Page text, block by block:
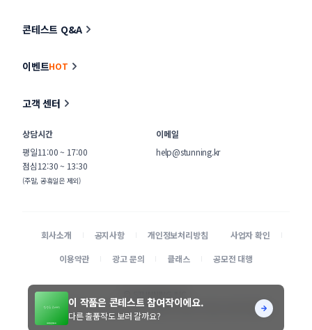
콘테스트 Q&A
이벤트HOT
고객 센터
상담시간
평일11:00 ~ 17:00
점심12:30 ~ 13:30
(주말, 공휴일은 제외)
이메일
help@stunning.kr
회사소개 공지사항 개인정보처리방침
사업자 확인
이용약관
광고 문의 클래스 공모전 대행
본 사이트에 게시된 디자이너 및 의뢰기업 정보가 무단으로 수집되는 것을 거부합니다.
이 작품은 콘테스트 참여작이에요.
다른 출품작도 보러 갈까요?